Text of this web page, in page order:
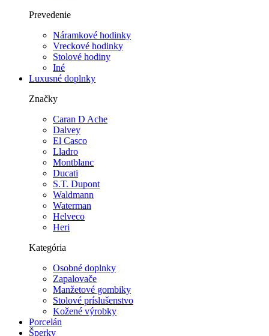
Prevedenie
Náramkové hodinky
Vreckové hodinky
Stolové hodiny
Iné
Luxusné doplnky
Značky
Caran D Ache
Dalvey
El Casco
Lladro
Montblanc
Ducati
S.T. Dupont
Waldmann
Waterman
Helveco
Heri
Kategória
Osobné doplnky
Zapalovače
Manžetové gombiky
Stolové príslušenstvo
Kožené výrobky
Porcelán
Šperky